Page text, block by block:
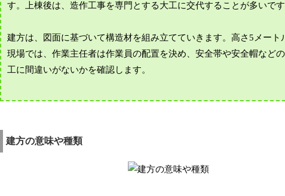
す。上棟後は、造作工事を専門とする大工に交代することが多いです
建方は、図面に基づいて構造材を組み立てていきます。高さ5メー
現場では、作業主任者は作業員の配置を決め、安全帯や安全帽など
工に間違いがないかを確認します。
建方の意味や種類